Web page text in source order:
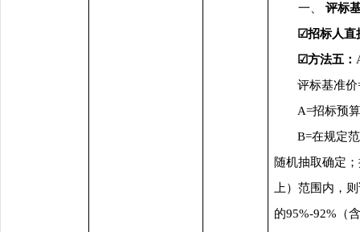
一、 评标
☑招标人直
☑方法五：
评标基准价
A=招标预
B=在规定
随机抽取确定
上）范围内，
的95%-92%（